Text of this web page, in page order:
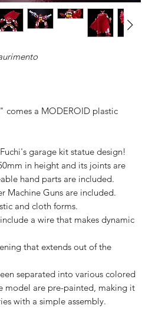
comes a MODEROID plastic
garage kit statue design!
in height and its joints are
hand parts are included.
Machine Guns are included.
and cloth forms.
a wire that makes dynamic
that extends out of the
separated into various colored
model are pre-painted, making it
with a simple assembly.